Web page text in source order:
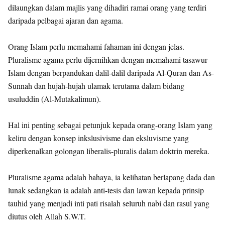
dilaungkan dalam majlis yang dihadiri ramai orang yang terdiri
daripada pelbagai ajaran dan agama.
Orang Islam perlu memahami fahaman ini dengan jelas.
Pluralisme agama perlu dijernihkan dengan memahami tasawur
Islam dengan berpandukan dalil-dalil daripada Al-Quran dan As-
Sunnah dan hujah-hujah ulamak terutama dalam bidang
usuluddin (Al-Mutakalimun).
Hal ini penting sebagai petunjuk kepada orang-orang Islam yang
keliru dengan konsep inkslusivisme dan eksluvisme yang
diperkenalkan golongan liberalis-pluralis dalam doktrin mereka.
Pluralisme agama adalah bahaya, ia kelihatan berlapang dada dan
lunak sedangkan ia adalah anti-tesis dan lawan kepada prinsip
tauhid yang menjadi inti pati risalah seluruh nabi dan rasul yang
diutus oleh Allah S.W.T.